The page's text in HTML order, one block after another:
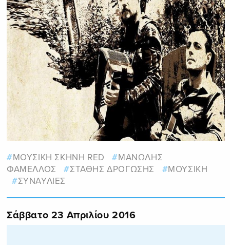
ΜΟΥΣΙΚΗ ΣΚΗΝΗ RED
ΜΑΝΩΛΗΣ
ΦΑΜΕΛΛΟΣ
ΣΤΑΘΗΣ ΔΡΟΓΩΣΗΣ
ΜΟΥΣΙΚΗ
ΣΥΝΑΥΛΙΕΣ
Σάββατο 23 Απριλίου 2016